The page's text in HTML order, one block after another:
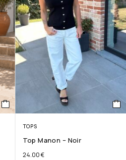
TOPS
Top Manon – Noir
24.00€